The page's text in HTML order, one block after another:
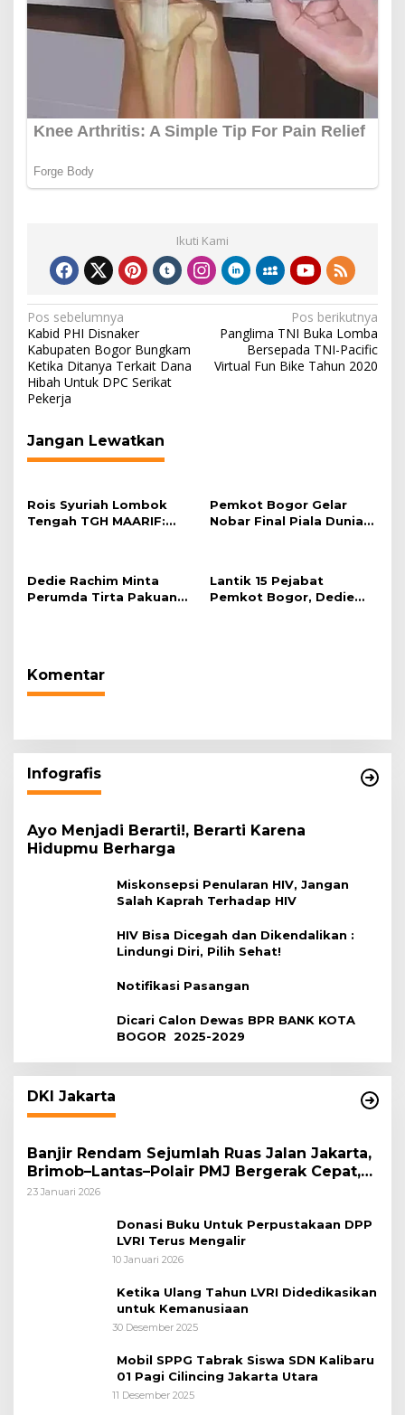
Ikuti Kami
Navigasi
pos
Pos sebelumnya
Kabid PHI Disnaker
Kabupaten Bogor Bungkam
Ketika Ditanya Terkait Dana
Hibah Untuk DPC Serikat
Pekerja
Pos berikutnya
Panglima TNI Buka Lomba
Bersepada TNI-Pacific
Virtual Fun Bike Tahun 2020
Jangan Lewatkan
Rois Syuriah Lombok
Tengah TGH MAARIF:
Pemkot Bogor Gelar
Nobar Final Piala Dunia
Dedie Rachim Minta
Perumda Tirta Pakuan
Lantik 15 Pejabat
Pemkot Bogor, Dedie
Komentar
Infografis
Ayo Menjadi Berarti!, Berarti Karena
Hidupmu Berharga
Miskonsepsi Penularan HIV, Jangan
Salah Kaprah Terhadap HIV
HIV Bisa Dicegah dan Dikendalikan :
Lindungi Diri, Pilih Sehat!
Notifikasi Pasangan
Dicari Calon Dewas BPR BANK KOTA
BOGOR 2025-2029
DKI Jakarta
Banjir Rendam Sejumlah Ruas Jalan Jakarta,
Brimob–Lantas–Polair PMJ Bergerak Cepat,
Polri Siagakan 128.247 Personel Secara
23 Januari 2026
Donasi Buku Untuk Perpustakaan DPP
LVRI Terus Mengalir
10 Januari 2026
Ketika Ulang Tahun LVRI Didedikasikan
untuk Kemanusiaan
30 Desember 2025
Mobil SPPG Tabrak Siswa SDN Kalibaru
01 Pagi Cilincing Jakarta Utara
11 Desember 2025